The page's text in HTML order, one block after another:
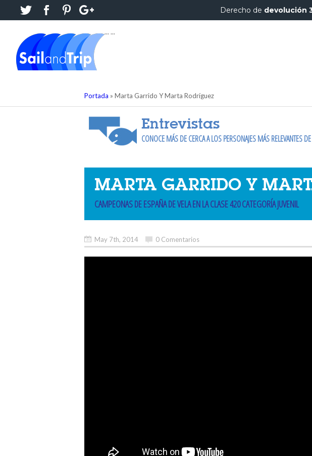
Derecho de devolución
... ...
Portada » Marta Garrido Y Marta Rodríguez
Entrevistas
CONOCE MÁS DE CERCA A LOS PERSONAJES MÁS RELEVANTES
MARTA GARRIDO Y
CAMPEONAS DE ESPAÑA DE VELA EN LA CLASE 420 CATEGORÍA JUVENIL
May 7th, 2014 0 Comentarios